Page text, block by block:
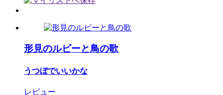
形見のルビーと鳥の歌
うつぼでいいかな
レビュー